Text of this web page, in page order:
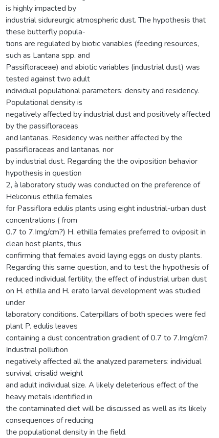
is highly impacted by
industrial sidureurgic atmospheric dust. The hypothesis that
these butterfly popula-
tions are regulated by biotic variables (feeding resources,
such as Lantana spp. and
Passifloraceae) and abiotic variables (industrial dust) was
tested against two adult
individual populational parameters: density and residency.
Populational density is
negatively affected by industrial dust and positively affected
by the passifloraceas
and lantanas. Residency was neither affected by the
passifloraceas and lantanas, nor
by industrial dust. Regarding the the oviposition behavior
hypothesis in question
2, à laboratory study was conducted on the preference of
Heliconius ethilla females
for Passiflora edulis plants using eight industrial-urban dust
concentrations ( from
0.7 to 7.Img/cm?) H. ethilla females preferred to oviposit in
clean host plants, thus
confirming that females avoid laying eggs on dusty plants.
Regarding this same question, and to test the hypothesis of
reduced individual fertility, the effect of industrial urban dust
on H. ethilla and H. erato larval development was studied
under
laboratory conditions. Caterpillars of both species were fed
plant P. edulis leaves
containing a dust concentration gradient of 0.7 to 7.Img/cm?.
Industrial pollution
negatively affected all the analyzed parameters: individual
survival, crisalid weight
and adult individual size. A likely deleterious effect of the
heavy metals identified in
the contaminated diet will be discussed as well as its likely
consequences of reducing
the populational density in the field.